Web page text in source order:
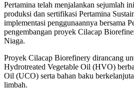
Pertamina telah menjalankan sejumlah
produksi dan sertifikasi Pertamina
implementasi penggunaannya bersama
pengembangan proyek Cilacap
Niaga.
Proyek Cilacap Biorefinery dirancang
Hydrotreated Vegetable Oil (HVO)
Oil (UCO) serta bahan baku
limbah.